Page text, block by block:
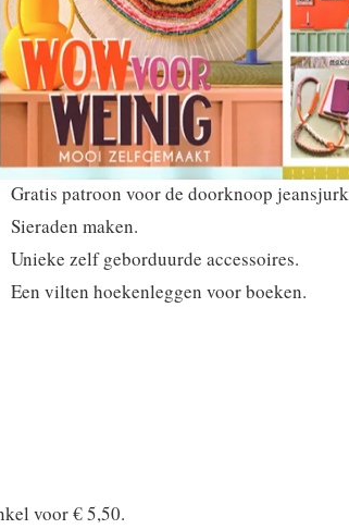
Gratis patroon voor de doorknoop jeansjurk
Sieraden maken.
Unieke zelf geborduurde accessoires.
Een vilten hoekenleggen voor boeken.
voor € 5,50.